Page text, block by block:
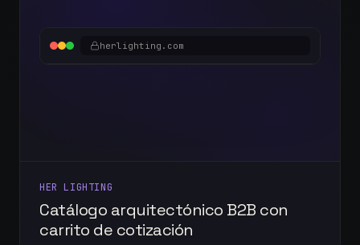
herlighting.com
HER LIGHTING
Catálogo arquitectónico B2B con
carrito de cotización